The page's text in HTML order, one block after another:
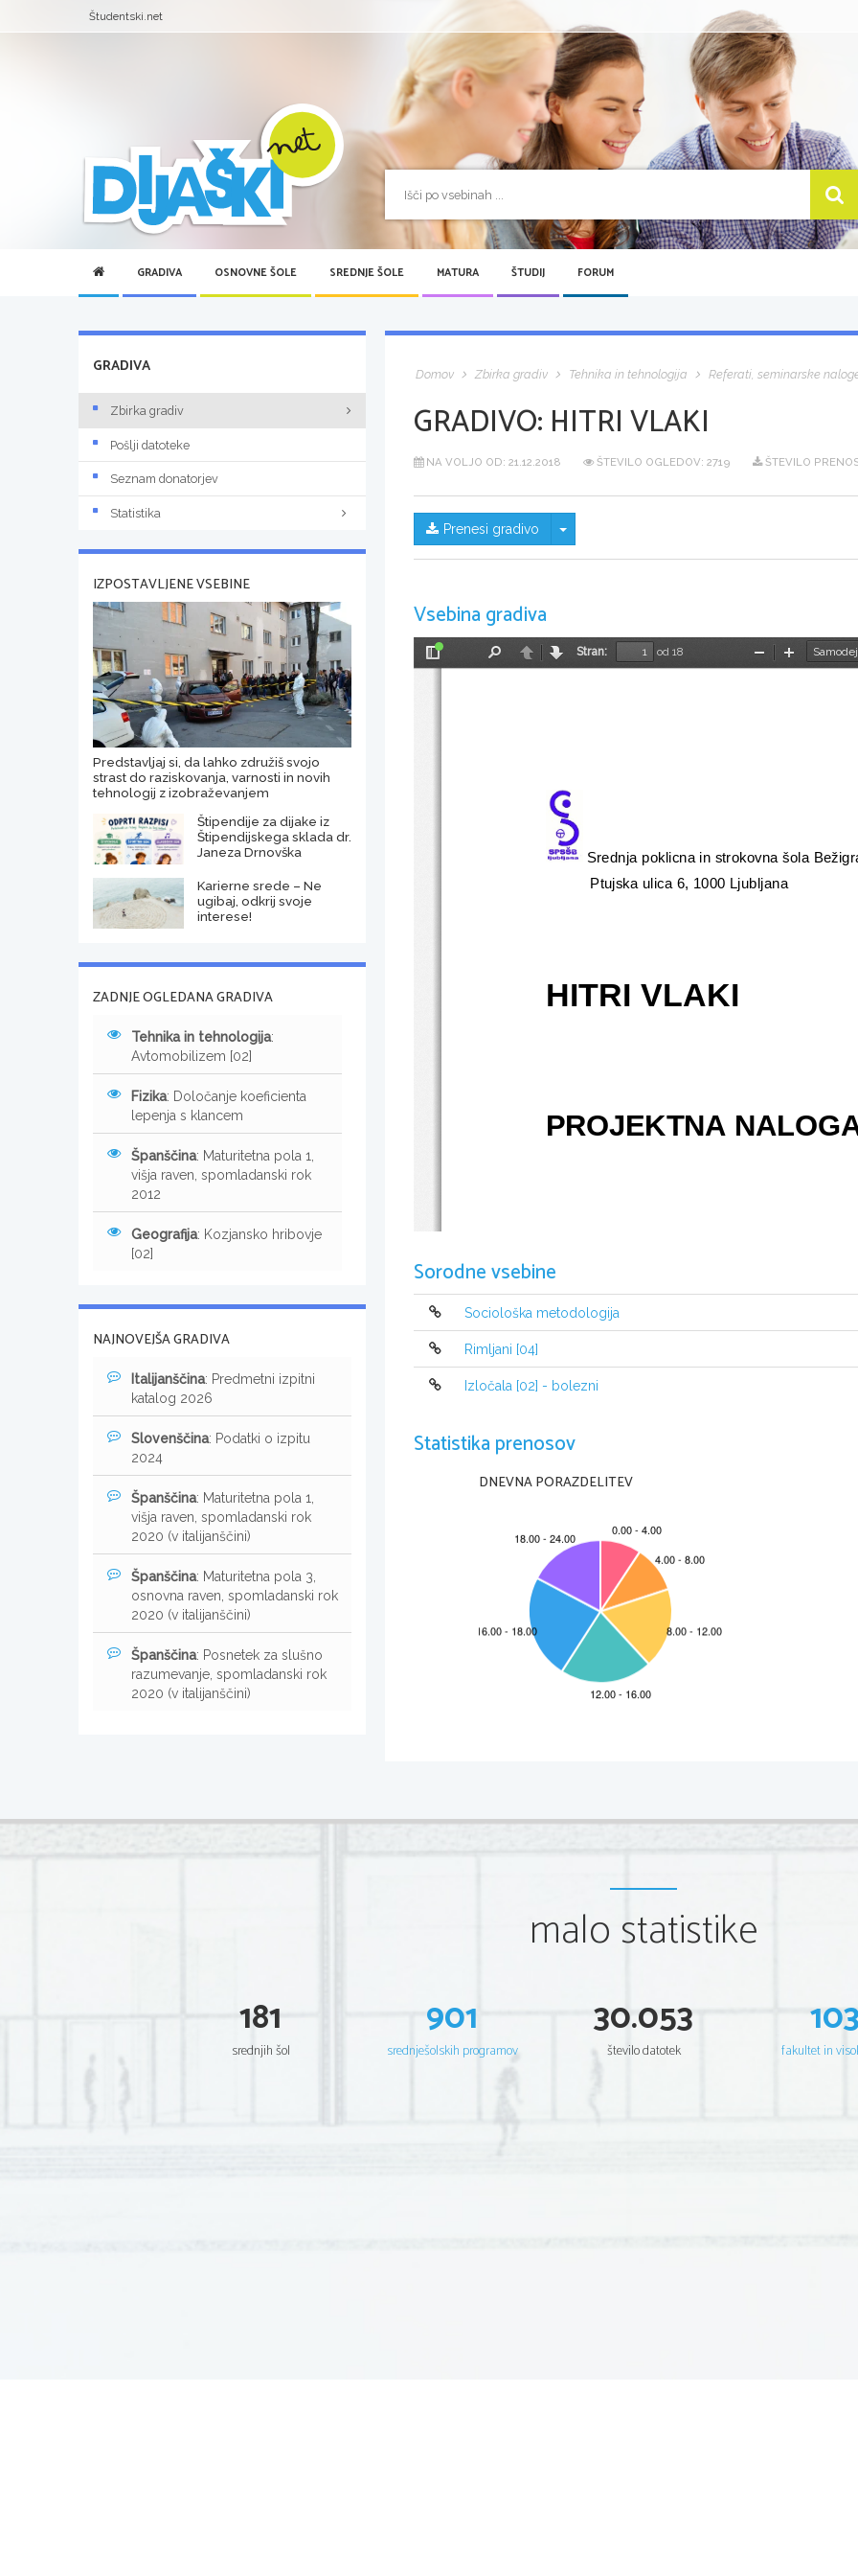
Študentski.net
GRADIVA OSNOVNE ŠOLE SREDNJE ŠOLE MATURA ŠTUDIJ FORUM
Domov Zbirka gradiv Tehnika in tehnologija Referati, seminarske
GRADIVO: HITRI VLAKI
NA VOLJO OD: 21.12.2018 ŠTEVILO OGLEDOV: 2719 ŠTEVILO
Prenesi gradivo Skrij/prikaži meni
Vsebina gradiva
Preklopi
NazajNaprej
Stran:
od 18
PomanjšajPovečaj
Srednja poklicna in strokovna šola
           Ptujska ulica 6, 1000 Ljubljana
HITRI VLAKI
PROJEKTNA
Kazalo vsebine
Zgodovina in razvoj hitrih vlakov
Uspeh hitrih vlakov
Proge za hitre vlake
Hitri vlaki v posameznih državah
Sorodne vsebine
Sociološka metodologija
Rimljani [04]
Izločala [02] - bolezni
Statistika prenosov
DNEVNA PORAZDELITEV
GRADIVA
Zbirka gradiv
Pošlji datoteke
Seznam donatorjev
Statistika
IZPOSTAVLJENE VSEBINE
Predstavljaj si, da lahko združiš svojo
strast do raziskovanja, varnosti in novih
tehnologij z izobraževanjem
Štipendije za dijake iz
Štipendijskega sklada dr.
Janeza Drnovška
Karierne srede – Ne
ugibaj, odkrij svoje
interese!
ZADNJE OGLEDANA GRADIVA
Tehnika in tehnologija:
Avtomobilizem [02]
Fizika: Določanje koeficienta
lepenja s klancem
Španščina: Maturitetna pola 1,
višja raven, spomladanski rok
2012
Geografija: Kozjansko hribovje
[02]
NAJNOVEJŠA GRADIVA
Italijanščina: Predmetni izpitni
katalog 2026
Slovenščina: Podatki o izpitu
2024
Španščina: Maturitetna pola 1,
višja raven, spomladanski rok
2020 (v italijanščini)
Španščina: Maturitetna pola 3,
osnovna raven, spomladanski rok
2020 (v italijanščini)
Španščina: Posnetek za slušno
razumevanje, spomladanski rok
2020 (v italijanščini)
malo statistike
181
srednjih šol
901
srednješolskih programov
30.053
število datotek fakultet in